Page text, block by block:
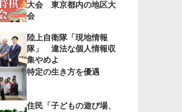
大会 東京都内の地区大
会
陸上自衛隊「現地情報
隊」 違法な個人情報収
集やめよ
特定の生き方を優遇
住民「子どもの遊び場、